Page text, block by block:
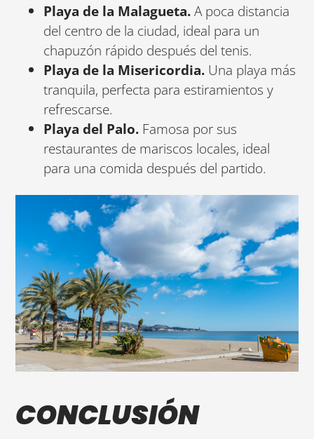
Playa de la Malagueta.A poca distancia
del centro de la ciudad, ideal para un
chapuzón rápido después del tenis.
Playa de la Misericordia. Una playa más
tranquila, perfecta para estiramientos y
refrescarse.
Playa del Palo. Famosa por sus
restaurantes de mariscos locales, ideal
para una comida después del partido.
CONCLUSIÓN